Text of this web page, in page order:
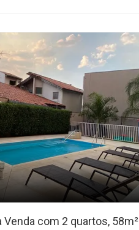
Venda com 2 quartos, 58m²